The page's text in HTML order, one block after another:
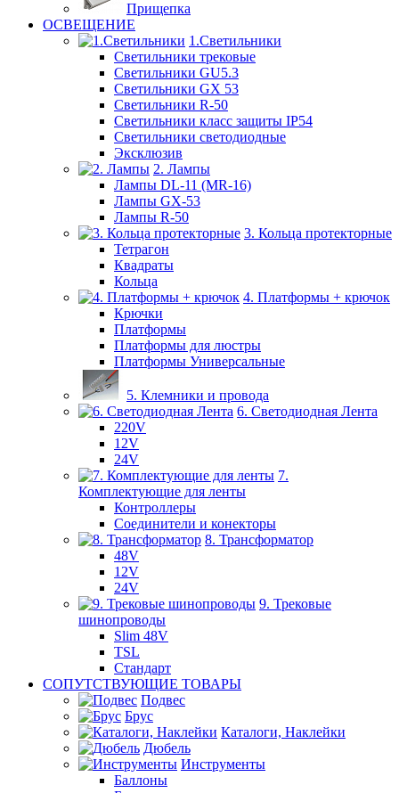
Прищепка
ОСВЕЩЕНИЕ
1.Светильники
Светильники трековые
Светильники GU5.3
Светильники GX 53
Светильники R-50
Светильники класс защиты IP54
Светильники светодиодные
Эксклюзив
2. Лампы
Лампы DL-11 (MR-16)
Лампы GX-53
Лампы R-50
3. Кольца протекторные
Тетрагон
Квадраты
Кольца
4. Платформы + крючок
Крючки
Платформы
Платформы для люстры
Платформы Универсальные
5. Клемники и провода
6. Светодиодная Лента
220V
12V
24V
7.
Комплектующие для ленты
Контроллеры
Соединители и конекторы
8. Трансформатор
48V
12V
24V
9. Трековые
шинопроводы
Slim 48V
TSL
Стандарт
СОПУТСТВУЮЩИЕ ТОВАРЫ
Подвес
Брус
Каталоги, Наклейки
Дюбель
Инструменты
Баллоны